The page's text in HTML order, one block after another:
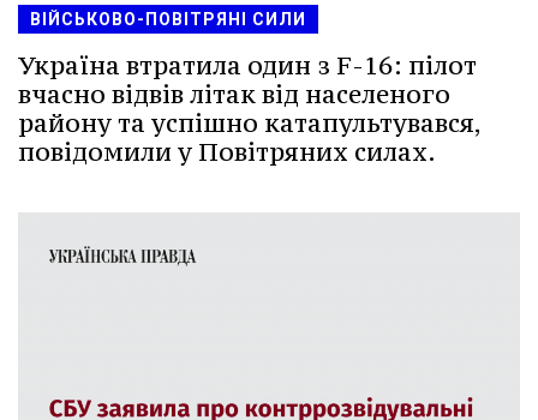
ВІЙСЬКОВО-ПОВІТРЯНІ СИЛИ
Україна втратила один з F-16: пілот
вчасно відвів літак від населеного
району та успішно катапультувався,
повідомили у Повітряних силах.